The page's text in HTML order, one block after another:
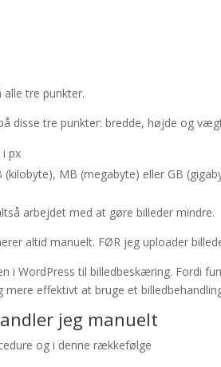
tre punkter.
disse tre punkter: bredde, højde og
px
MB (megabyte) eller GB
arbejdet med at gøre billeder mindre.
altid manuelt. FØR jeg uploader
i WordPress til billedbeskæring. Fordi
effektivt at bruge et
jeg manuelt
og i denne rækkefølge